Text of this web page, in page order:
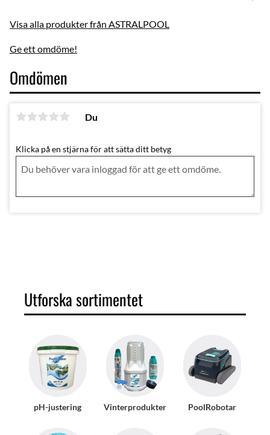
Visa alla produkter från ASTRALPOOL
Ge ett omdöme!
Omdömen
Du
Klicka på en stjärna för att sätta ditt betyg
Utforska sortimentet
pH-justering Vinterprodukter PoolRobotar